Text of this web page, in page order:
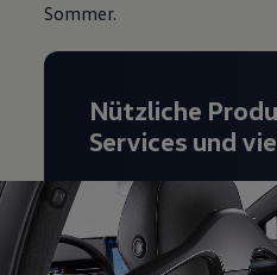
Magazin
Elektromobilität
Volkswagen R
Pannen- und
Sommer.
Nützliche
Services und